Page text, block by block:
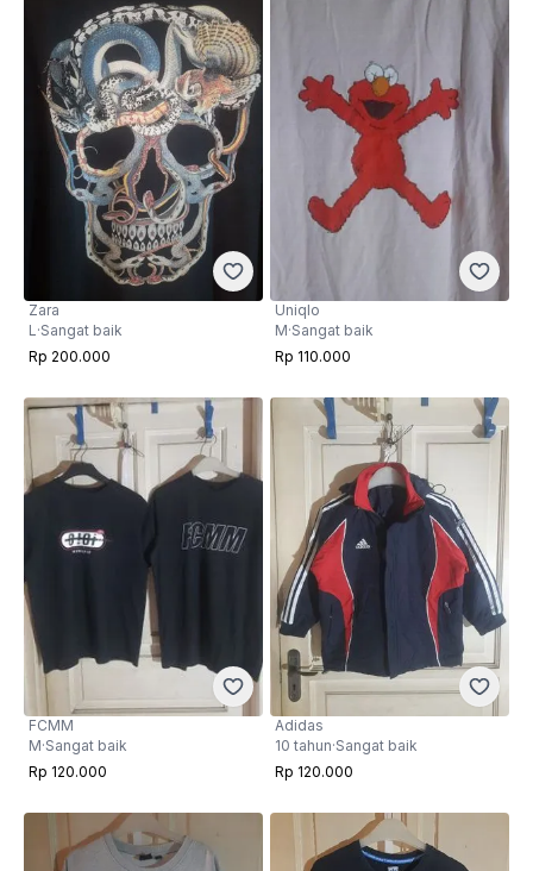
Zara
L·Sangat baik
Rp 200.000
Uniqlo
M·Sangat baik
Rp 110.000
FCMM
M·Sangat baik
Rp 120.000
Adidas
10 tahun·Sangat baik
Rp 120.000